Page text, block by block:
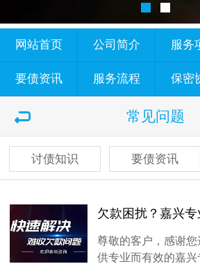
网站首页 公司简介 服务
要债资讯 服务流程 保密
常见问题
讨债知识 要债资讯
尊敬的客户，感谢
供专业而有效的嘉